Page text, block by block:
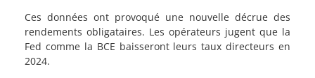
Ces données ont provoqué une nouvelle décrue des
rendements obligataires. Les opérateurs jugent que la
Fed comme la BCE baisseront leurs taux directeurs en
2024.